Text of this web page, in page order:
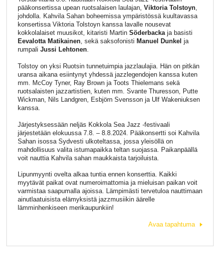
pääkonsertissa upean ruotsalaisen laulajan, Viktoria Tolstoyn,
johdolla. Kahvila Sahan boheemissa ympäristössä kuultavassa
konsertissa Viktoria Tolstoyn kanssa lavalle nousevat
kokkolalaiset muusikot, kitaristi Martin Söderbackaja basisti
Eevalotta Matikainen, sekä saksofonisti Manuel Dunkel ja
rumpali Jussi Lehtonen.
Tolstoy on yksi Ruotsin tunnetuimpia jazzlaulajia. Hän on pitkän
uransa aikana esiintynyt yhdessä jazzlegendojen kanssa kuten
mm. McCoy Tyner, Ray Brown ja Toots Thielemans sekä
ruotsalaisten jazzartistien, kuten mm. Svante Thuresson, Putte
Wickman, Nils Landgren, Esbjörn Svensson ja Ulf Wakeniuksen
kanssa.
Järjestyksessään neljäs Kokkola Sea Jazz -festivaali
järjestetään elokuussa 7.8. – 8.8.2024. Pääkonsertti soi Kahvila
Sahan isossa Sydvesti ulkoteltassa, jossa yleisöllä on
mahdollisuus valita istumapaikka teltan suojassa. Paikanpäällä
voit nauttia Kahvila sahan maukkaista tarjoiluista.
Lipunmyynti ovelta alkaa tuntia ennen konserttia. Kaikki
myytävät paikat ovat numeroimattomia ja mieluisan paikan voit
varmistaa saapumalla ajoissa. Lämpimästi tervetuloa nauttimaan
ainutlaatuisista elämyksistä jazzmusiikin äärelle
lämminhenkiseen merikaupunkiin!
Avaa tapahtuma